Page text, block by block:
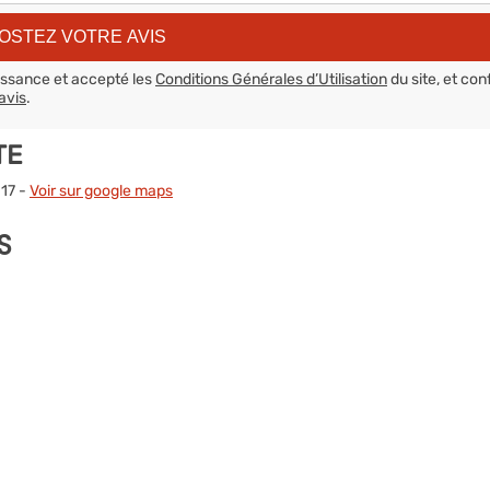
et accepté lesConditions Générales d’Utilisationdu site, et
.
- Voir sur google maps